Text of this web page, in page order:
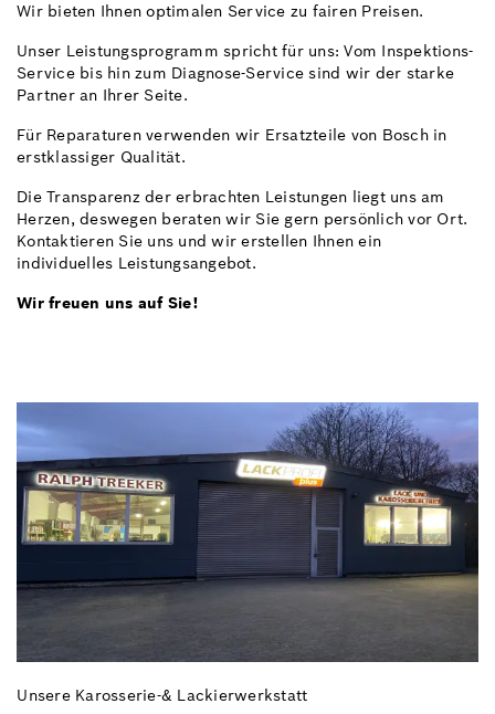
Wir bieten Ihnen optimalen Service zu fairen Preisen.
Unser Leistungsprogramm spricht für uns: Vom Inspektions-
Service bis hin zum Diagnose-Service sind wir der starke
Partner an Ihrer Seite.
Für Reparaturen verwenden wir Ersatzteile von Bosch in
erstklassiger Qualität.
Die Transparenz der erbrachten Leistungen liegt uns am
Herzen, deswegen beraten wir Sie gern persönlich vor Ort.
Kontaktieren Sie uns und wir erstellen Ihnen ein
individuelles Leistungsangebot.
Wir freuen uns auf Sie!
Unsere Karosserie-& Lackierwerkstatt